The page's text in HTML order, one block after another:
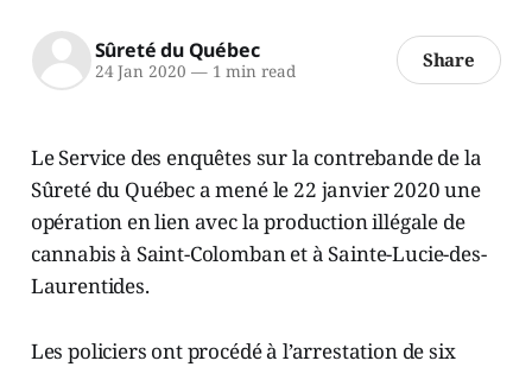
Sûreté du Québec
24 Jan 2020 —1 min read Share
Le Service des enquêtes sur la contrebande de la
Sûreté du Québec a mené le 22 janvier 2020 une
opération en lien avec la production illégale de
cannabis à Saint-Colomban et à Sainte-Lucie-des-
Laurentides.
Les policiers ont procédé à l’arrestation de six